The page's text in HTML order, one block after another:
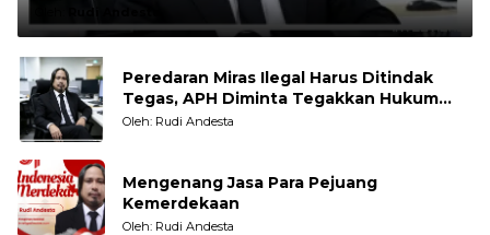
Rudi Andesta
Peredaran Miras Ilegal Harus Ditindak
Tegas, APH Diminta Tegakkan Hukum
Tanpa Pandang Bulu
Oleh: Rudi Andesta
Mengenang Jasa Para Pejuang
Kemerdekaan
Oleh: Rudi Andesta